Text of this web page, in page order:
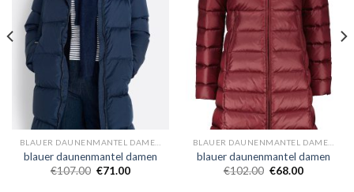
blauer daunenmantel damen
€107.00 €71.00
blauer daunenmantel damen
€102.00 €68.00